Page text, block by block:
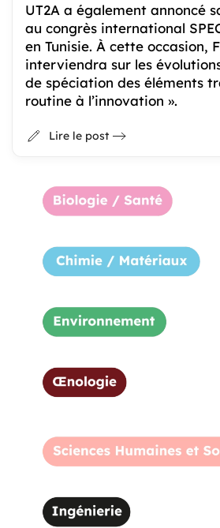
UT2A a également annoncé
au congrès international
en Tunisie. À cette occasion,
interviendra sur les
de spéciation des éléments
routine à l’innovation ».
Lire le post